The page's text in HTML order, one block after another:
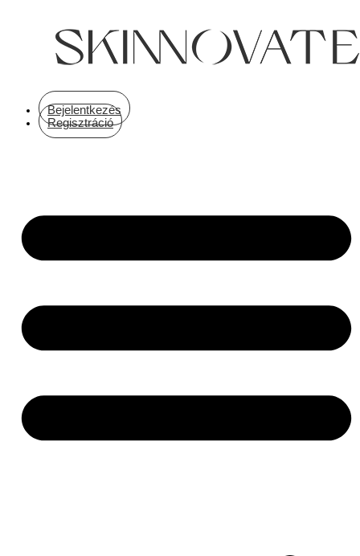
tartalomra
Bejelentkezés
Regisztráció